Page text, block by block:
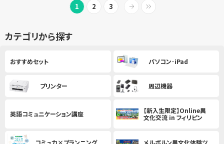
1 2 3
カテゴリから探す
おすすめセット パソコン･iPad
プリンター 周辺機器
英語コミュニケーション講座
【新入生限定】Online異
文化交流 in フィリピン
コミュ力×プランニング
メルボルン異文化体験ツ